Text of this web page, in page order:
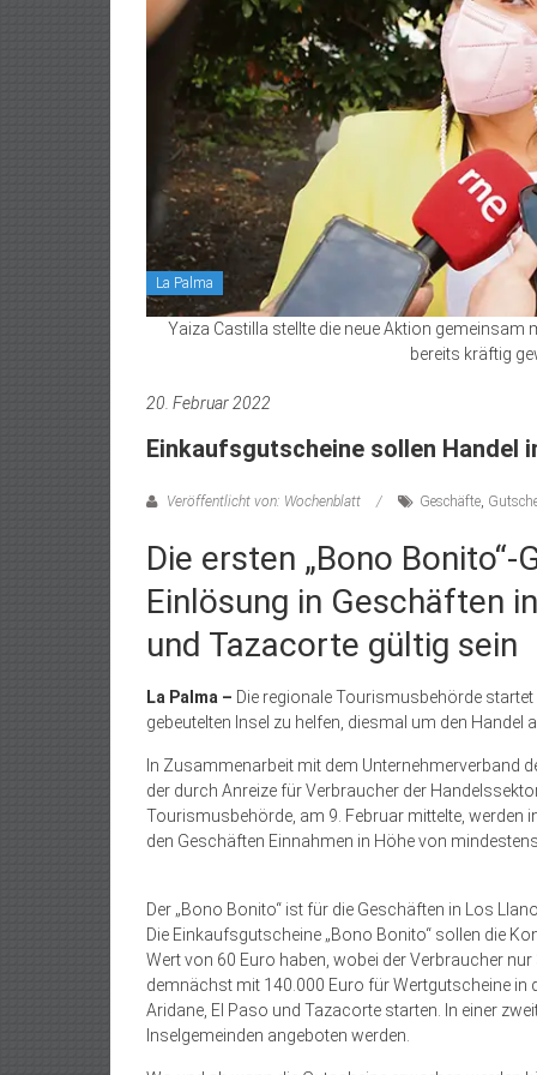
La Palma
Yaiza Castilla stellte die neue Aktion
bereits kräftig
20. Februar 2022
Einkaufsgutscheine sollen Handel
Veröffentlicht von: Wochenblatt Geschäfte
Die ersten „Bono
Einlösung in Geschäften
und Tazacorte gültig sein
La Palma – Die regionale Tourismusbehörde
gebeutelten Insel zu helfen, diesmal um den Handel
In Zusammenarbeit mit dem Unternehmerverband
der durch Anreize für Verbraucher der
Tourismusbehörde, am 9. Februar mittelte, werden
den Geschäften Einnahmen in Höhe von
Der „Bono Bonito“ ist für die Geschäften in Los
Die Einkaufsgutscheine „Bono Bonito“ sollen die
Wert von 60 Euro haben, wobei der Verbraucher
demnächst mit 140.000 Euro für Wertgutscheine
Aridane, El Paso und Tazacorte starten. In einer
Inselgemeinden angeboten werden.